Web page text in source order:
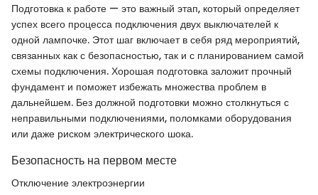
Подготовка к работе — это важный этап, который определяет
успех всего процесса подключения двух выключателей к
одной лампочке. Этот шаг включает в себя ряд мероприятий,
связанных как с безопасностью, так и с планированием самой
схемы подключения. Хорошая подготовка заложит прочный
фундамент и поможет избежать множества проблем в
дальнейшем. Без должной подготовки можно столкнуться с
неправильными подключениями, поломками оборудования
или даже риском электрического шока.
Безопасность на первом месте
Отключение электроэнергии